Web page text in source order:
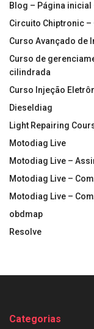
Blog – Página inicial
Circuito Chiptronic –
Curso Avançado de
Curso de
cilindrada
Curso Injeção
Dieseldiag
Light Repairing
Motodiag Live
Motodiag Live –
Motodiag Live –
Motodiag Live –
obdmap
Resolve
Categorias